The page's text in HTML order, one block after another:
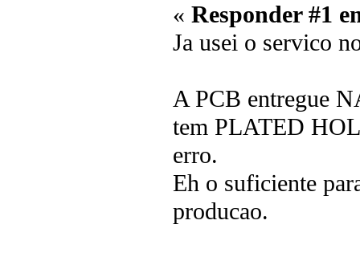
« Responder #1
Ja usei o servico
A PCB entregue
tem PLATED
erro.
Eh o suficiente
producao.